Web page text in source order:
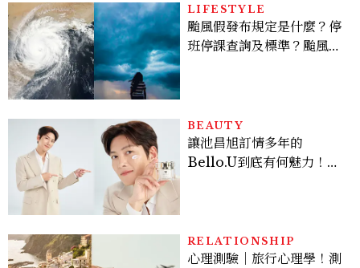
LIFESTYLE
颱風假發布規定是什麼？停
班停課查詢及標準？颱風假
BEAUTY
讓池昌旭訂情多年的
Bello.U到底有何魅力！揭
倦感，超神！
RELATIONSHIP
心理測驗｜旅行心理學！測